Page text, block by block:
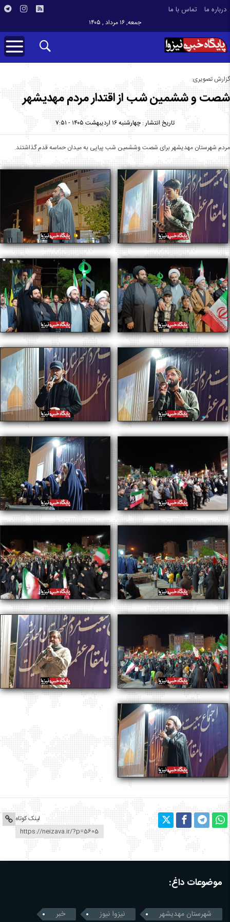
درباره ما تماس با ما
جمعه, ۱۶ مرداد , ۱۴۰۵
گزارش تصویری:
شصت و ششمین شب از اقتدار مردم مهدیشهر
تاریخ انتشار : چهارشنبه ۱۶ اردیبهشت ۱۴۰۵ - ۷:۵۱
مردم شهرستان مهدیشهر برای شصت وششمین شب پیاپی به میدان حماسه قدم گذاشتند.
لینک کوتاه
موضوعات داغ:
شهرستان مهدیشهر نیزوا نیوز خبر